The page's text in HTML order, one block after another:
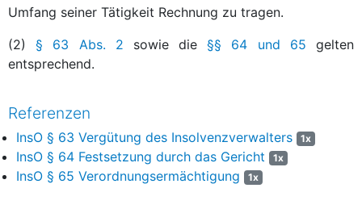
Umfang seiner Tätigkeit Rechnung zu tragen.
(2)§ 63 Abs. 2 sowie die§§ 64 und 65 gelten
entsprechend.
Referenzen
InsO § 63 Vergütung des Insolvenzverwalters 1x
InsO § 64 Festsetzung durch das Gericht 1x
InsO § 65 Verordnungsermächtigung 1x